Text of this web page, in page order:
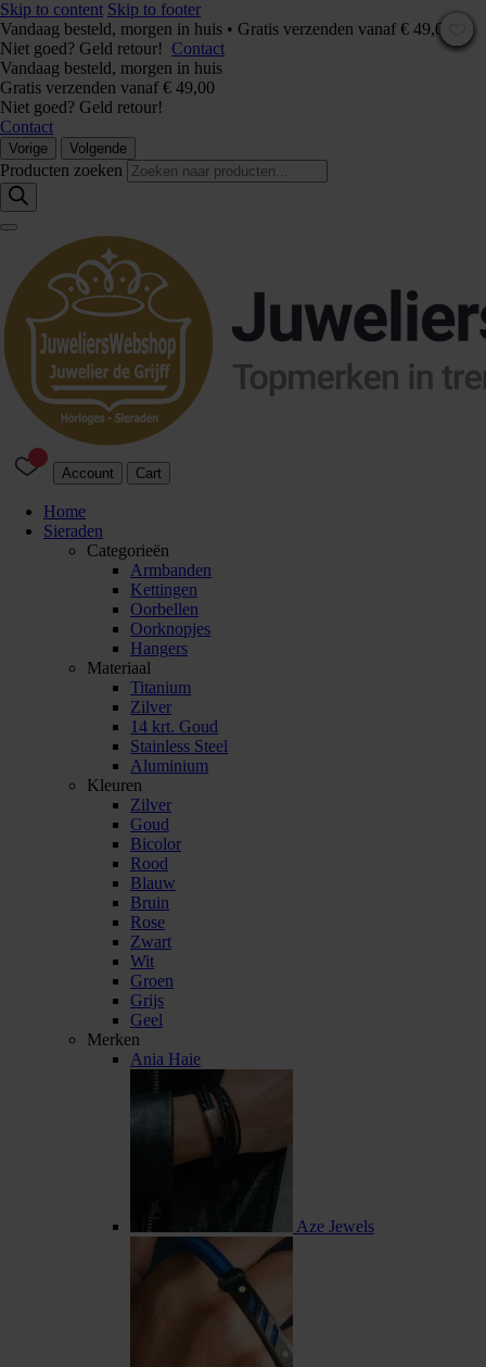
Skip to content Skip to footer
Vandaag besteld, morgen in huis • Gratis verzenden vanaf € 49,00 –
Niet goed? Geld retour! Contact
Vandaag besteld, morgen in huis
Gratis verzenden vanaf € 49,00
Niet goed? Geld retour!
Contact
Vorige Volgende
Producten zoeken
Account Cart
Home
Sieraden
Categorieën
Armbanden
Kettingen
Oorbellen
Oorknopjes
Hangers
Materiaal
Titanium
Zilver
14 krt. Goud
Stainless Steel
Aluminium
Kleuren
Zilver
Goud
Bicolor
Rood
Blauw
Bruin
Rose
Zwart
Wit
Groen
Grijs
Geel
Merken
Ania Haie
Aze Jewels